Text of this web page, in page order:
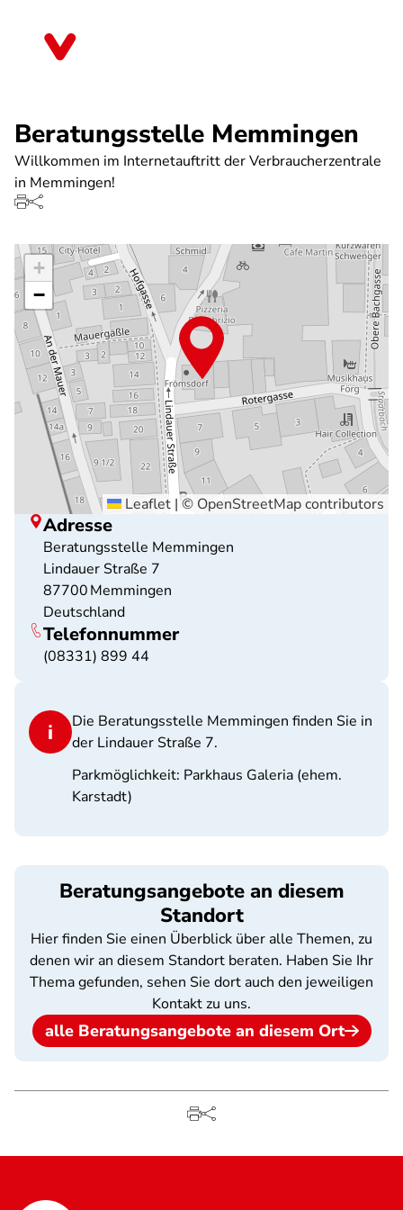
Beratungsstelle Memmingen
Willkommen im Internetauftritt der Verbraucherzentrale
in Memmingen!
+
−
Leaflet |© OpenStreetMapcontributors
Adresse
Beratungsstelle Memmingen
Lindauer Straße 7
87700Memmingen
Deutschland
Telefonnummer
(08331) 899 44
Die Beratungsstelle Memmingen finden Sie in
der Lindauer Straße 7.
Parkmöglichkeit: Parkhaus Galeria (ehem.
Karstadt)
Beratungsangebote an diesem
Standort
Hier finden Sie einen Überblick über alle Themen, zu
denen wir an diesem Standort beraten. Haben Sie Ihr
Thema gefunden, sehen Sie dort auch den jeweiligen
Kontakt zu uns.
alle Beratungsangebote an diesem Ort